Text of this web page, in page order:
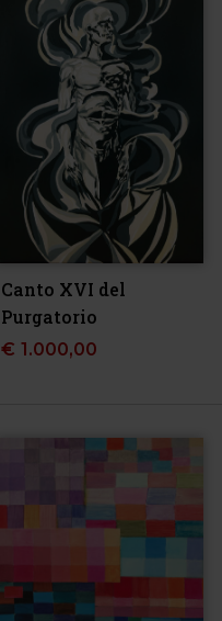
Canto XVI del
Purgatorio
€ 1.000,00